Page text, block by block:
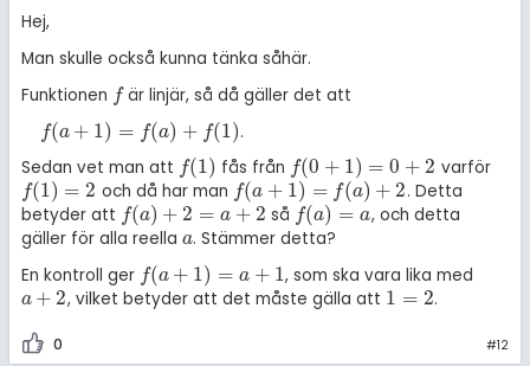
Hej,
Man skulle också kunna tänka såhär.
Funktionen f
fär linjär, så då gäller det att
f(a + 1) = f(a) + f(1)
f(a+1) =f( a) +f(1)
.
Sedan vet man att f(1)
f(1 ) fås från f(0 + 1) = 0 + 2
f(0+1)=0+2 varför
f(1) = 2
f(1 )= 2 och då har man f(a + 1) = f(a) + 2
f(a+1) =f( a) +2
. Detta
betyder att f(a) + 2 = a + 2
f(a)+2=a +2 så f(a) = a
f(a)=a
, och detta
gäller för alla reella a
a. Stämmer detta?
En kontroll ger f(a + 1) = a + 1
f(a+1) =a +1 , som ska vara lika med
a + 2
a+2 , vilket betyder att det måste gälla att 1 = 2
1= 2 .
0 #12